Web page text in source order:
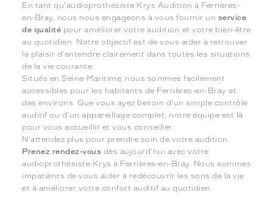
En tant qu'audioprothésiste Krys Audition à Ferrières-
en-Bray, nous nous engageons à vous fournir un service
de qualité pour améliorer votre audition et votre bien-être
au quotidien. Notre objectif est de vous aider à retrouver
le plaisir d'entendre clairement dans toutes les situations
de la vie courante.
Situés en Seine-Maritime, nous sommes facilement
accessibles pour les habitants de Ferrières-en-Bray et
des environs. Que vous ayez besoin d'un simple contrôle
auditif ou d'un appareillage complet, notre équipe est là
pour vous accueillir et vous conseiller.
N'attendez plus pour prendre soin de votre audition.
Prenez rendez-vous dès aujourd'hui avec votre
audioprothésiste Krys à Ferrières-en-Bray. Nous sommes
impatients de vous aider à redécouvrir les sons de la vie
et à améliorer votre confort auditif au quotidien.